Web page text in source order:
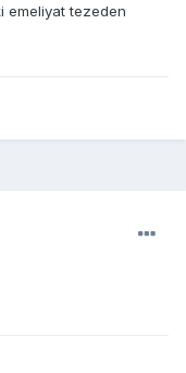
emeliyat tezeden